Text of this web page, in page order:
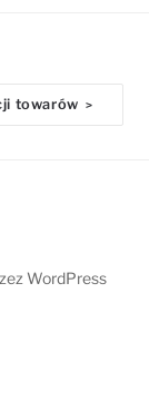
towarów >
WordPress